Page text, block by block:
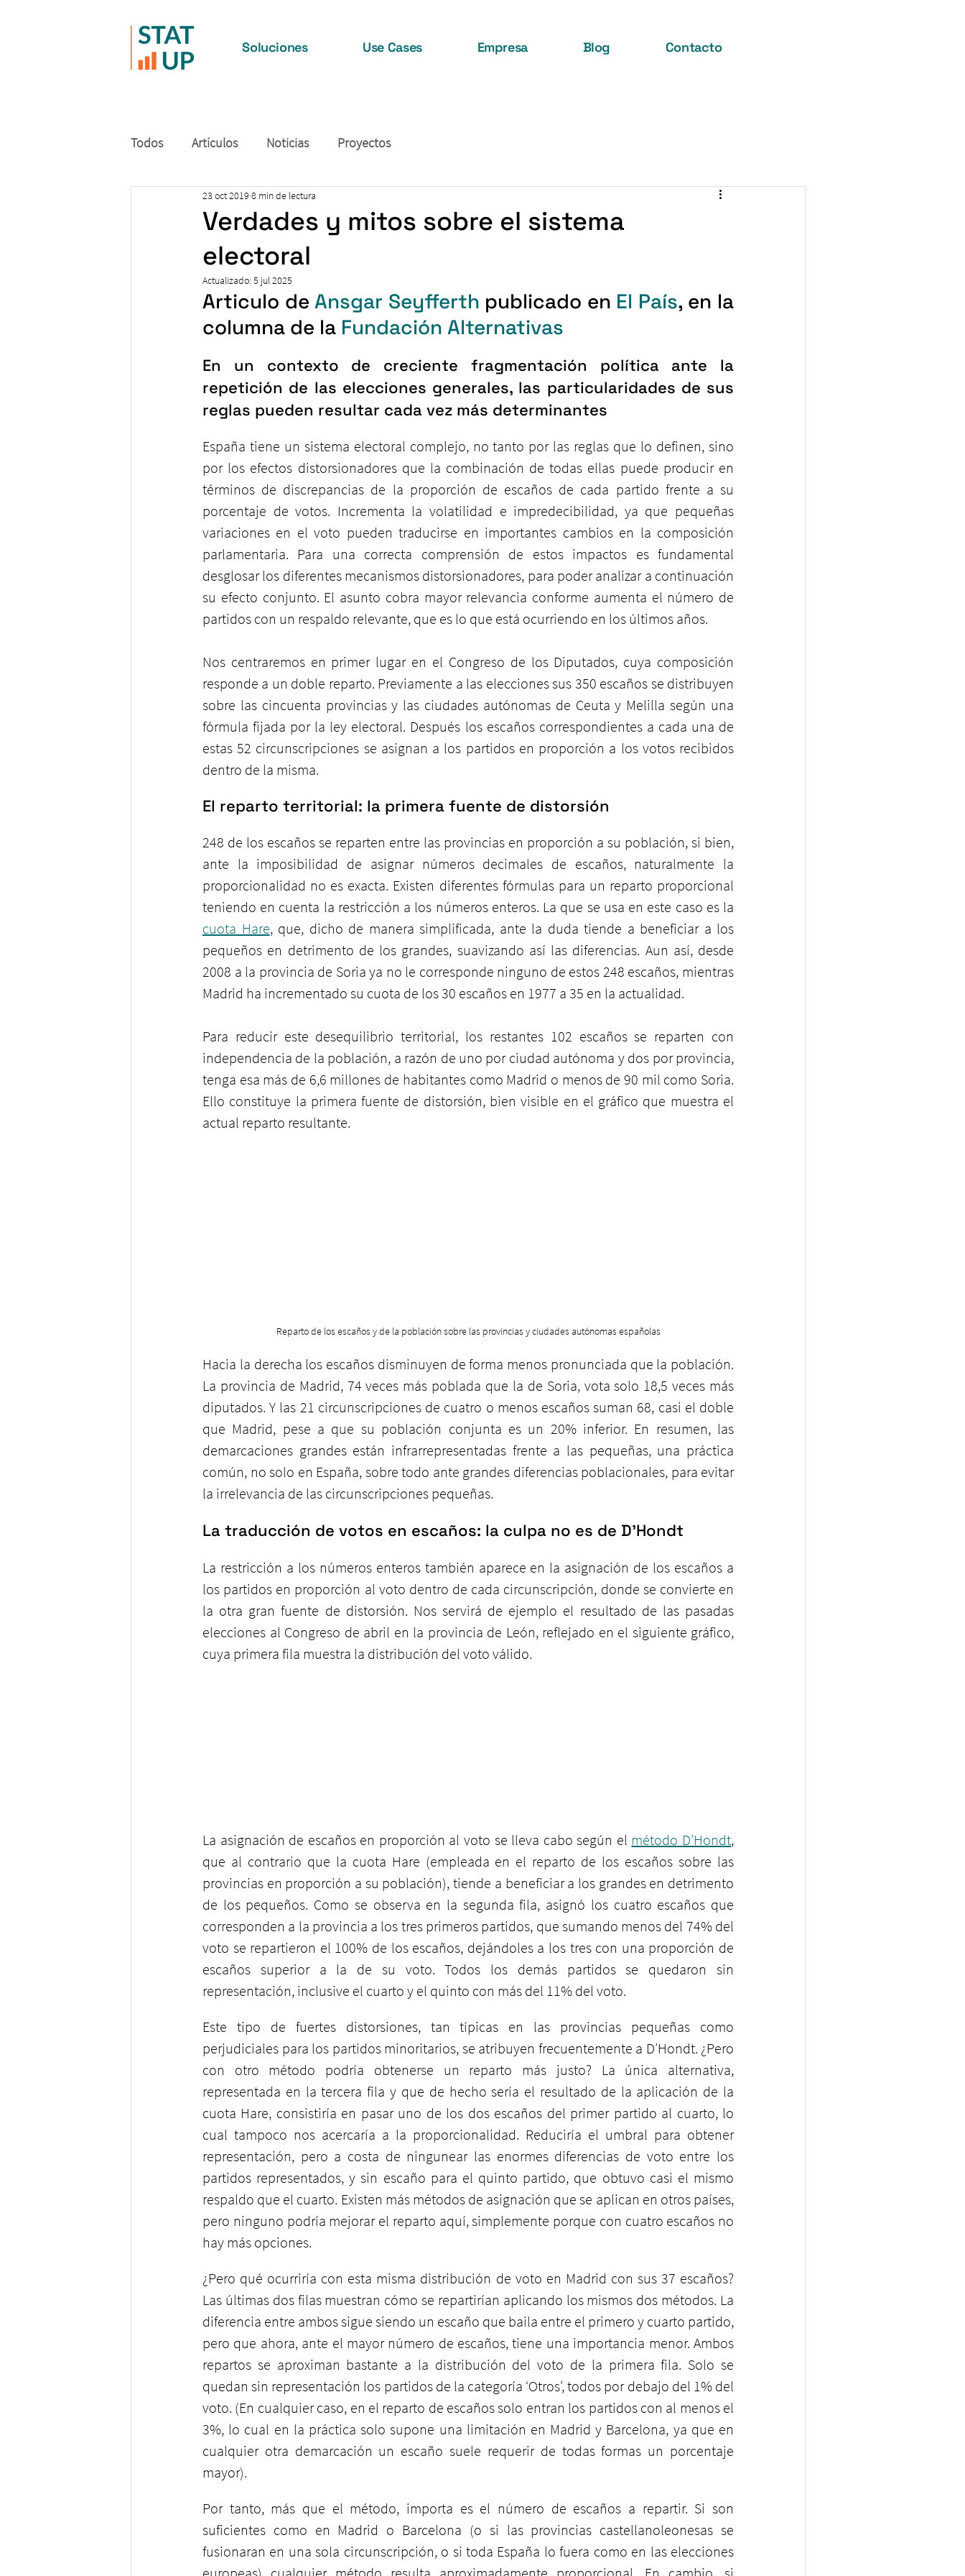
Soluciones Use Cases Empresa Blog Contacto
Todos Artículos Noticias Proyectos
Verdades y mitos sobre el sistema
electoral
23 oct 2019 8 min de lectura
Actualizado: 5 jul 2025
Articulo de Ansgar Seyfferth publicado en El País, en la
columna de la Fundación Alternativas
En un contexto de creciente fragmentación política ante la
repetición de las elecciones generales, las particularidades de sus
reglas pueden resultar cada vez más determinantes
España tiene un sistema electoral complejo, no tanto por las reglas que lo definen, sino
por los efectos distorsionadores que la combinación de todas ellas puede producir en
términos de discrepancias de la proporción de escaños de cada partido frente a su
porcentaje de votos. Incrementa la volatilidad e impredecibilidad, ya que pequeñas
variaciones en el voto pueden traducirse en importantes cambios en la composición
parlamentaria. Para una correcta comprensión de estos impactos es fundamental
desglosar los diferentes mecanismos distorsionadores, para poder analizar a continuación
su efecto conjunto. El asunto cobra mayor relevancia conforme aumenta el número de
partidos con un respaldo relevante, que es lo que está ocurriendo en los últimos años.
Nos centraremos en primer lugar en el Congreso de los Diputados, cuya composición
responde a un doble reparto. Previamente a las elecciones sus 350 escaños se distribuyen
sobre las cincuenta provincias y las ciudades autónomas de Ceuta y Melilla según una
fórmula fijada por la ley electoral. Después los escaños correspondientes a cada una de
estas 52 circunscripciones se asignan a los partidos en proporción a los votos recibidos
dentro de la misma.
El reparto territorial: la primera fuente de distorsión
248 de los escaños se reparten entre las provincias en proporción a su población, si bien,
ante la imposibilidad de asignar números decimales de escaños, naturalmente la
proporcionalidad no es exacta. Existen diferentes fórmulas para un reparto proporcional
cuota Hare, que, dicho de manera simplificada, ante la duda tiende a beneficiar a los
pequeños en detrimento de los grandes, suavizando así las diferencias. Aun así, desde
2008 a la provincia de Soria ya no le corresponde ninguno de estos 248 escaños, mientras
Madrid ha incrementado su cuota de los 30 escaños en 1977 a 35 en la actualidad.
Para reducir este desequilibrio territorial, los restantes 102 escaños se reparten con
independencia de la población, a razón de uno por ciudad autónoma y dos por provincia,
tenga esa más de 6,6 millones de habitantes como Madrid o menos de 90 mil como Soria.
Ello constituye la primera fuente de distorsión, bien visible en el gráfico que muestra el
actual reparto resultante.
Reparto de los escaños y de la población sobre las provincias y ciudades autónomas españolas
Hacia la derecha los escaños disminuyen de forma menos pronunciada que la población.
La provincia de Madrid, 74 veces más poblada que la de Soria, vota solo 18,5 veces más
diputados. Y las 21 circunscripciones de cuatro o menos escaños suman 68, casi el doble
que Madrid, pese a que su población conjunta es un 20% inferior. En resumen, las
demarcaciones grandes están infrarrepresentadas frente a las pequeñas, una práctica
común, no solo en España, sobre todo ante grandes diferencias poblacionales, para evitar
la irrelevancia de las circunscripciones pequeñas.
La traducción de votos en escaños: la culpa no es de D’Hondt
La restricción a los números enteros también aparece en la asignación de los escaños a
los partidos en proporción al voto dentro de cada circunscripción, donde se convierte en
la otra gran fuente de distorsión. Nos servirá de ejemplo el resultado de las pasadas
elecciones al Congreso de abril en la provincia de León, reflejado en el siguiente gráfico,
cuya primera fila muestra la distribución del voto válido.
La asignación de escaños en proporción al voto se lleva cabo según el método D’Hondt,
que al contrario que la cuota Hare (empleada en el reparto de los escaños sobre las
provincias en proporción a su población), tiende a beneficiar a los grandes en detrimento
de los pequeños. Como se observa en la segunda fila, asignó los cuatro escaños que
corresponden a la provincia a los tres primeros partidos, que sumando menos del 74% del
voto se repartieron el 100% de los escaños, dejándoles a los tres con una proporción de
escaños superior a la de su voto. Todos los demás partidos se quedaron sin
representación, inclusive el cuarto y el quinto con más del 11% del voto.
Este tipo de fuertes distorsiones, tan típicas en las provincias pequeñas como
perjudiciales para los partidos minoritarios, se atribuyen frecuentemente a D’Hondt. ¿Pero
con otro método podría obtenerse un reparto más justo? La única alternativa,
representada en la tercera fila y que de hecho sería el resultado de la aplicación de la
cuota Hare, consistiría en pasar uno de los dos escaños del primer partido al cuarto, lo
cual tampoco nos acercaría a la proporcionalidad. Reduciría el umbral para obtener
representación, pero a costa de ningunear las enormes diferencias de voto entre los
partidos representados, y sin escaño para el quinto partido, que obtuvo casi el mismo
respaldo que el cuarto. Existen más métodos de asignación que se aplican en otros países,
pero ninguno podría mejorar el reparto aquí, simplemente porque con cuatro escaños no
hay más opciones.
¿Pero qué ocurriría con esta misma distribución de voto en Madrid con sus 37 escaños?
Las últimas dos filas muestran cómo se repartirían aplicando los mismos dos métodos. La
diferencia entre ambos sigue siendo un escaño que baila entre el primero y cuarto partido,
pero que ahora, ante el mayor número de escaños, tiene una importancia menor. Ambos
repartos se aproximan bastante a la distribución del voto de la primera fila. Solo se
quedan sin representación los partidos de la categoría ‘Otros’, todos por debajo del 1% del
voto. (En cualquier caso, en el reparto de escaños solo entran los partidos con al menos el
3%, lo cual en la práctica solo supone una limitación en Madrid y Barcelona, ya que en
cualquier otra demarcación un escaño suele requerir de todas formas un porcentaje
mayor).
Por tanto, más que el método, importa es el número de escaños a repartir. Si son
suficientes como en Madrid o Barcelona (o si las provincias castellanoleonesas se
fusionaran en una sola circunscripción, o si toda España lo fuera como en las elecciones